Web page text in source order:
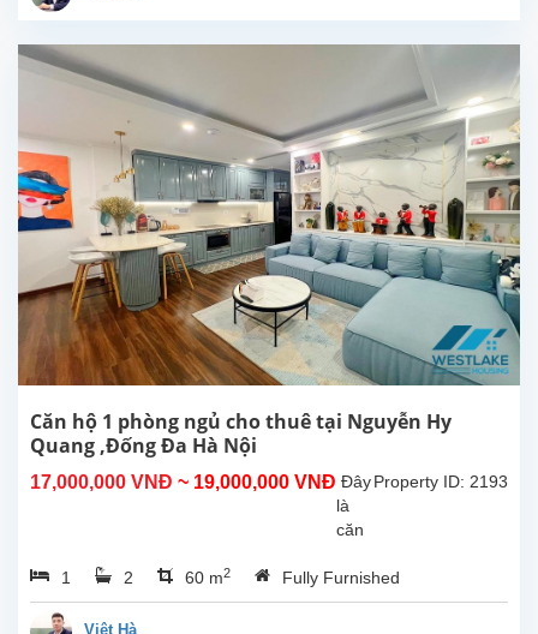
dịch
vụ
mới
hoàn
thiện
.căn
hộ
có
diện
tích
65m2
được
kế 1
2
nhà
tắm...
Căn hộ 1 phòng ngủ cho thuê tại Nguyễn Hy
Quang ,Đống Đa Hà Nội
17,000,000 VNĐ ~ 19,000,000 VNĐ Property ID: 2193
Đây
là
căn
đẹp
cho
1 2 60 m2 Fully Furnished
Việt Hà